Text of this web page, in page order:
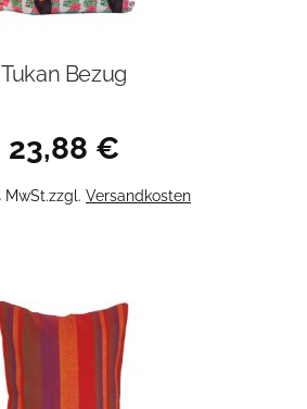
Tukan Bezug
23,88 €
MwSt.zzgl. Versandkosten